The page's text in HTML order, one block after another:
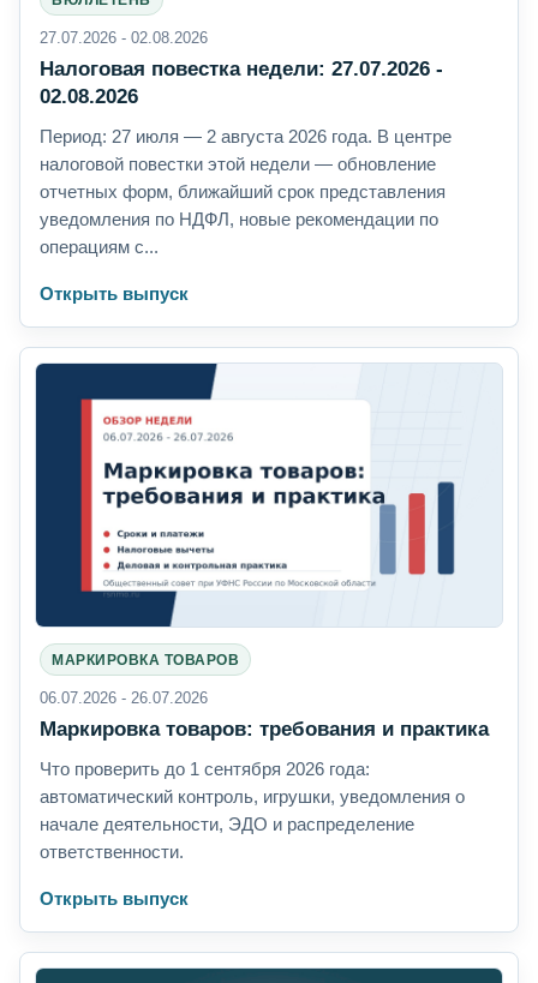
27.07.2026 - 02.08.2026
Налоговая повестка недели: 27.07.2026 -
02.08.2026
Период: 27 июля — 2 августа 2026 года. В центре
налоговой повестки этой недели — обновление
отчетных форм, ближайший срок представления
уведомления по НДФЛ, новые рекомендации по
операциям с...
Открыть выпуск
МАРКИРОВКА ТОВАРОВ
06.07.2026 - 26.07.2026
Маркировка товаров: требования и практика
Что проверить до 1 сентября 2026 года:
автоматический контроль, игрушки, уведомления о
начале деятельности, ЭДО и распределение
ответственности.
Открыть выпуск